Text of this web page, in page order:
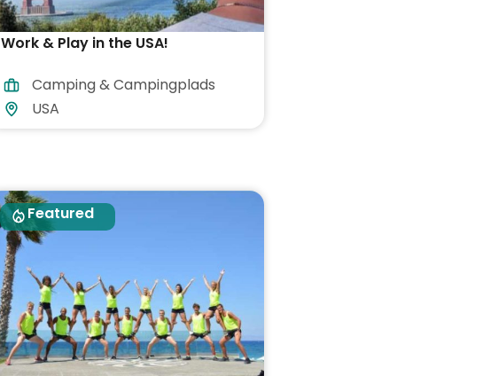
Work & Play in the USA!
Camping & Campingplads
USA
Featured